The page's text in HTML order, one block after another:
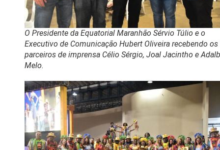
O Presidente da Equatorial Maranhão Sérvio Túlio e o
Executivo de Comunicação Hubert Oliveira recebendo os
parceiros de imprensa Célio Sérgio, Joal Jacintho e
Melo.